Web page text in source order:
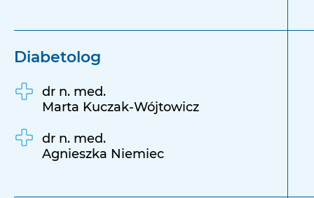
Diabetolog
dr n. med.
Marta Kuczak-Wójtowicz
dr n. med.
Agnieszka Niemiec